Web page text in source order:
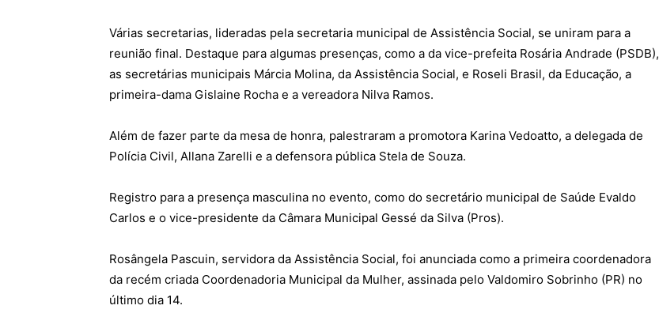
OK
Várias secretarias, lideradas pela secretaria municipal de Assistência Social, se uniram para a
reunião final. Destaque para algumas presenças, como a da vice-prefeita Rosária Andrade (PSDB),
as secretárias municipais Márcia Molina, da Assistência Social, e Roseli Brasil, da Educação, a
primeira-dama Gislaine Rocha e a vereadora Nilva Ramos.
Além de fazer parte da mesa de honra, palestraram a promotora Karina Vedoatto, a delegada de
Polícia Civil, Allana Zarelli e a defensora pública Stela de Souza.
Registro para a presença masculina no evento, como do secretário municipal de Saúde Evaldo
Carlos e o vice-presidente da Câmara Municipal Gessé da Silva (Pros).
Rosângela Pascuin, servidora da Assistência Social, foi anunciada como a primeira coordenadora
da recém criada Coordenadoria Municipal da Mulher, assinada pelo Valdomiro Sobrinho (PR) no
último dia 14.